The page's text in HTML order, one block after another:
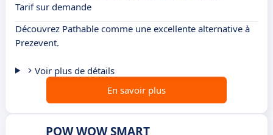
Tarif sur demande
Découvrez Pathable comme une excellente alternative à
Prezevent.
Voir plus de détails
En savoir plus
POW WOW SMART